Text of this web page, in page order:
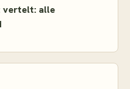
vertelt: alle